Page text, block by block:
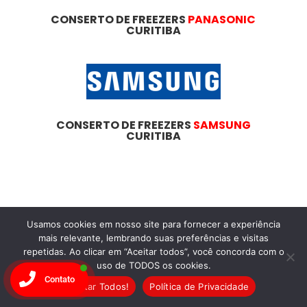
CONSERTO DE FREEZERS PANASONIC
CURITIBA
CONSERTO DE FREEZERS SAMSUNG
CURITIBA
DicasEssenciais
Para
Manutenção de
Usamos cookies em nosso site para fornecer a experiência
mais relevante, lembrando suas preferências e visitas
repetidas. Ao clicar em “Aceitar todos”, você concorda com o
uso de TODOS os cookies.
Aceitar Todos!
Política de Privacidade
Contato